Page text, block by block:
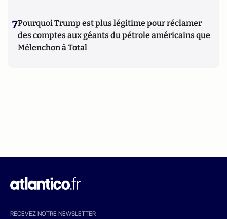
7Pourquoi Trump est plus légitime pour réclamer
des comptes aux géants du pétrole américains que
Mélenchon à Total
RECEVEZ NOTRE NEWSLETTER